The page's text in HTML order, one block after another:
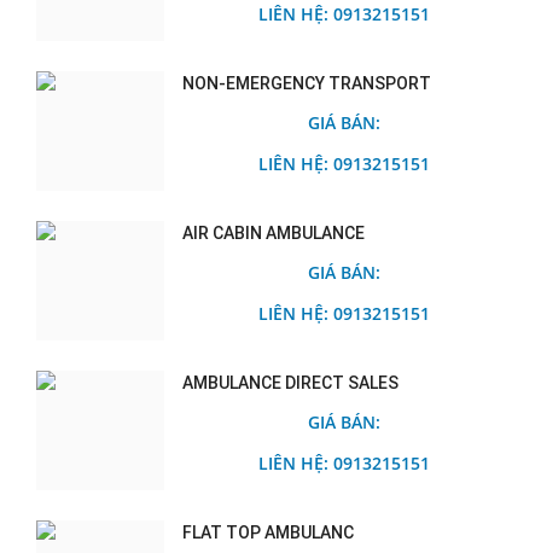
LIÊN HỆ: 0913215151
NON-EMERGENCY TRANSPORT
GIÁ BÁN:
LIÊN HỆ: 0913215151
AIR CABIN AMBULANCE
GIÁ BÁN:
LIÊN HỆ: 0913215151
AMBULANCE DIRECT SALES
GIÁ BÁN:
LIÊN HỆ: 0913215151
FLAT TOP AMBULANC